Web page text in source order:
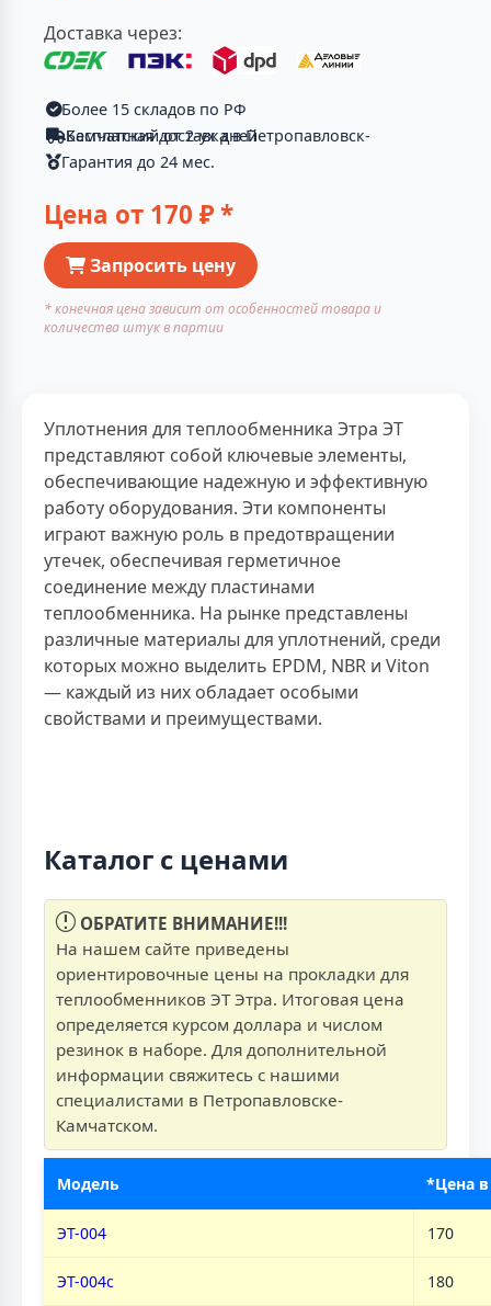
Доставка через:
Более 15 складов по РФ
Бесплатная доставка в Петропавловск-Камчатский от 2-ух дней
Гарантия до 24 мес.
Цена от 170 ₽ *
Запросить цену
* конечная цена зависит от особенностей товара и
количества штук в партии
Уплотнения для теплообменника Этра ЭТ
представляют собой ключевые элементы,
обеспечивающие надежную и эффективную
работу оборудования. Эти компоненты
играют важную роль в предотвращении
утечек, обеспечивая герметичное
соединение между пластинами
теплообменника. На рынке представлены
различные материалы для уплотнений, среди
которых можно выделить EPDM, NBR и Viton
— каждый из них обладает особыми
свойствами и преимуществами.
Каталог с ценами
ОБРАТИТЕ ВНИМАНИЕ!!!
На нашем сайте приведены
ориентировочные цены на прокладки для
теплообменников ЭТ Этра. Итоговая цена
определяется курсом доллара и числом
резинок в наборе. Для дополнительной
информации свяжитесь с нашими
специалистами в Петропавловске-
Камчатском.
Модель *Цена
ЭТ-004 170
ЭТ-004c 180